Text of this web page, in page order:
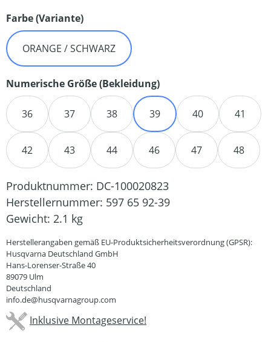
Farbe (Variante)auswählen
ORANGE / SCHWARZ
Numerische Größe (Bekleidung)auswählen
36 37 38 39 40 41
42 43 44 46 47 48
Produktnummer: DC-100020823
Herstellernummer: 597 65 92-39
Gewicht: 2.1 kg
Herstellerangaben gemäß EU-Produktsicherheitsverordnung (GPSR):
Husqvarna Deutschland GmbH
Hans-Lorenser-Straße 40
89079 Ulm
Deutschland
info.de@husqvarnagroup.com
Inklusive Montageservice!